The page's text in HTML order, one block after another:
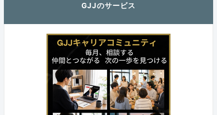
GJJのサービス